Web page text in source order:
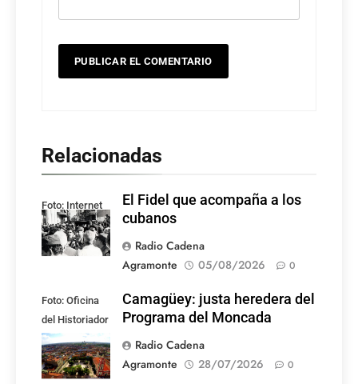
Relacionadas
Foto: Internet
El Fidel que acompaña a los
cubanos
Radio Cadena
Agramonte
05/08/2026 0
Foto: Oficina
del Historiador
de la Ciudad de
Camagüey
Camagüey: justa heredera del
Programa del Moncada
Radio Cadena
Agramonte
28/07/2026 0